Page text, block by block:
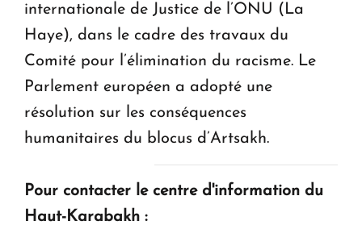
internationale de Justice de l’ONU (La
Haye), dans le cadre des travaux du
Comité pour l’élimination du racisme. Le
Parlement européen a adopté une
résolution sur les conséquences
humanitaires du blocus d’Artsakh.
Pour contacter le centre d'information du
Haut-Karabakh :